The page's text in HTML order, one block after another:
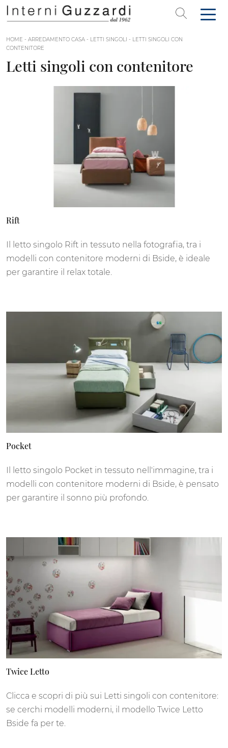
HOME - ARREDAMENTO CASA - LETTI SINGOLI - LETTI SINGOLI CON
CONTENITORE
Letti singoli con contenitore
Rift
Il letto singolo Rift in tessuto nella fotografia, tra i
modelli con contenitore moderni di Bside, è ideale
per garantire il relax totale.
Pocket
Il letto singolo Pocket in tessuto nell'immagine, tra i
modelli con contenitore moderni di Bside, è pensato
per garantire il sonno più profondo.
Twice Letto
Clicca e scopri di più sui Letti singoli con contenitore:
se cerchi modelli moderni, il modello Twice Letto
Bside fa per te.